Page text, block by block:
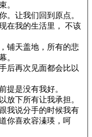
。
。让我们回到原点。
在我的生活里， 不该
铺天盖地，所有的悲
。
后再次见面都会比以
提是没有我好。
放下所有让我承担。
我说分手的时候我有
你喜欢容溱瑛，呵